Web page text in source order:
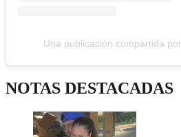
Una publicación compartida
NOTAS DESTACADAS